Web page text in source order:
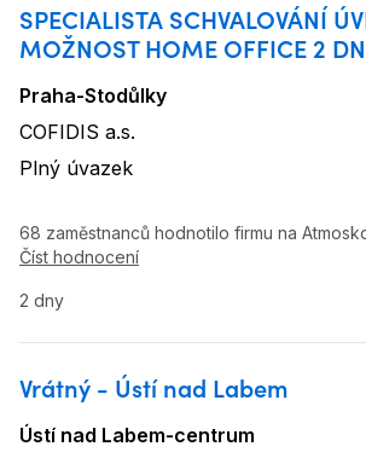
SPECIALISTA SCHVALOVÁNÍ
MOŽNOST HOME OFFICE 2
Lokalita
Praha-Stodůlky
Název firmy:
COFIDIS a.s.
Typ úvazku:
Plný úvazek
68 zaměstnanců hodnotilo firmu na
Číst hodnocení
2 dny
Vrátný - Ústí nad Labem
Lokalita:
Ústí nad Labem-centrum